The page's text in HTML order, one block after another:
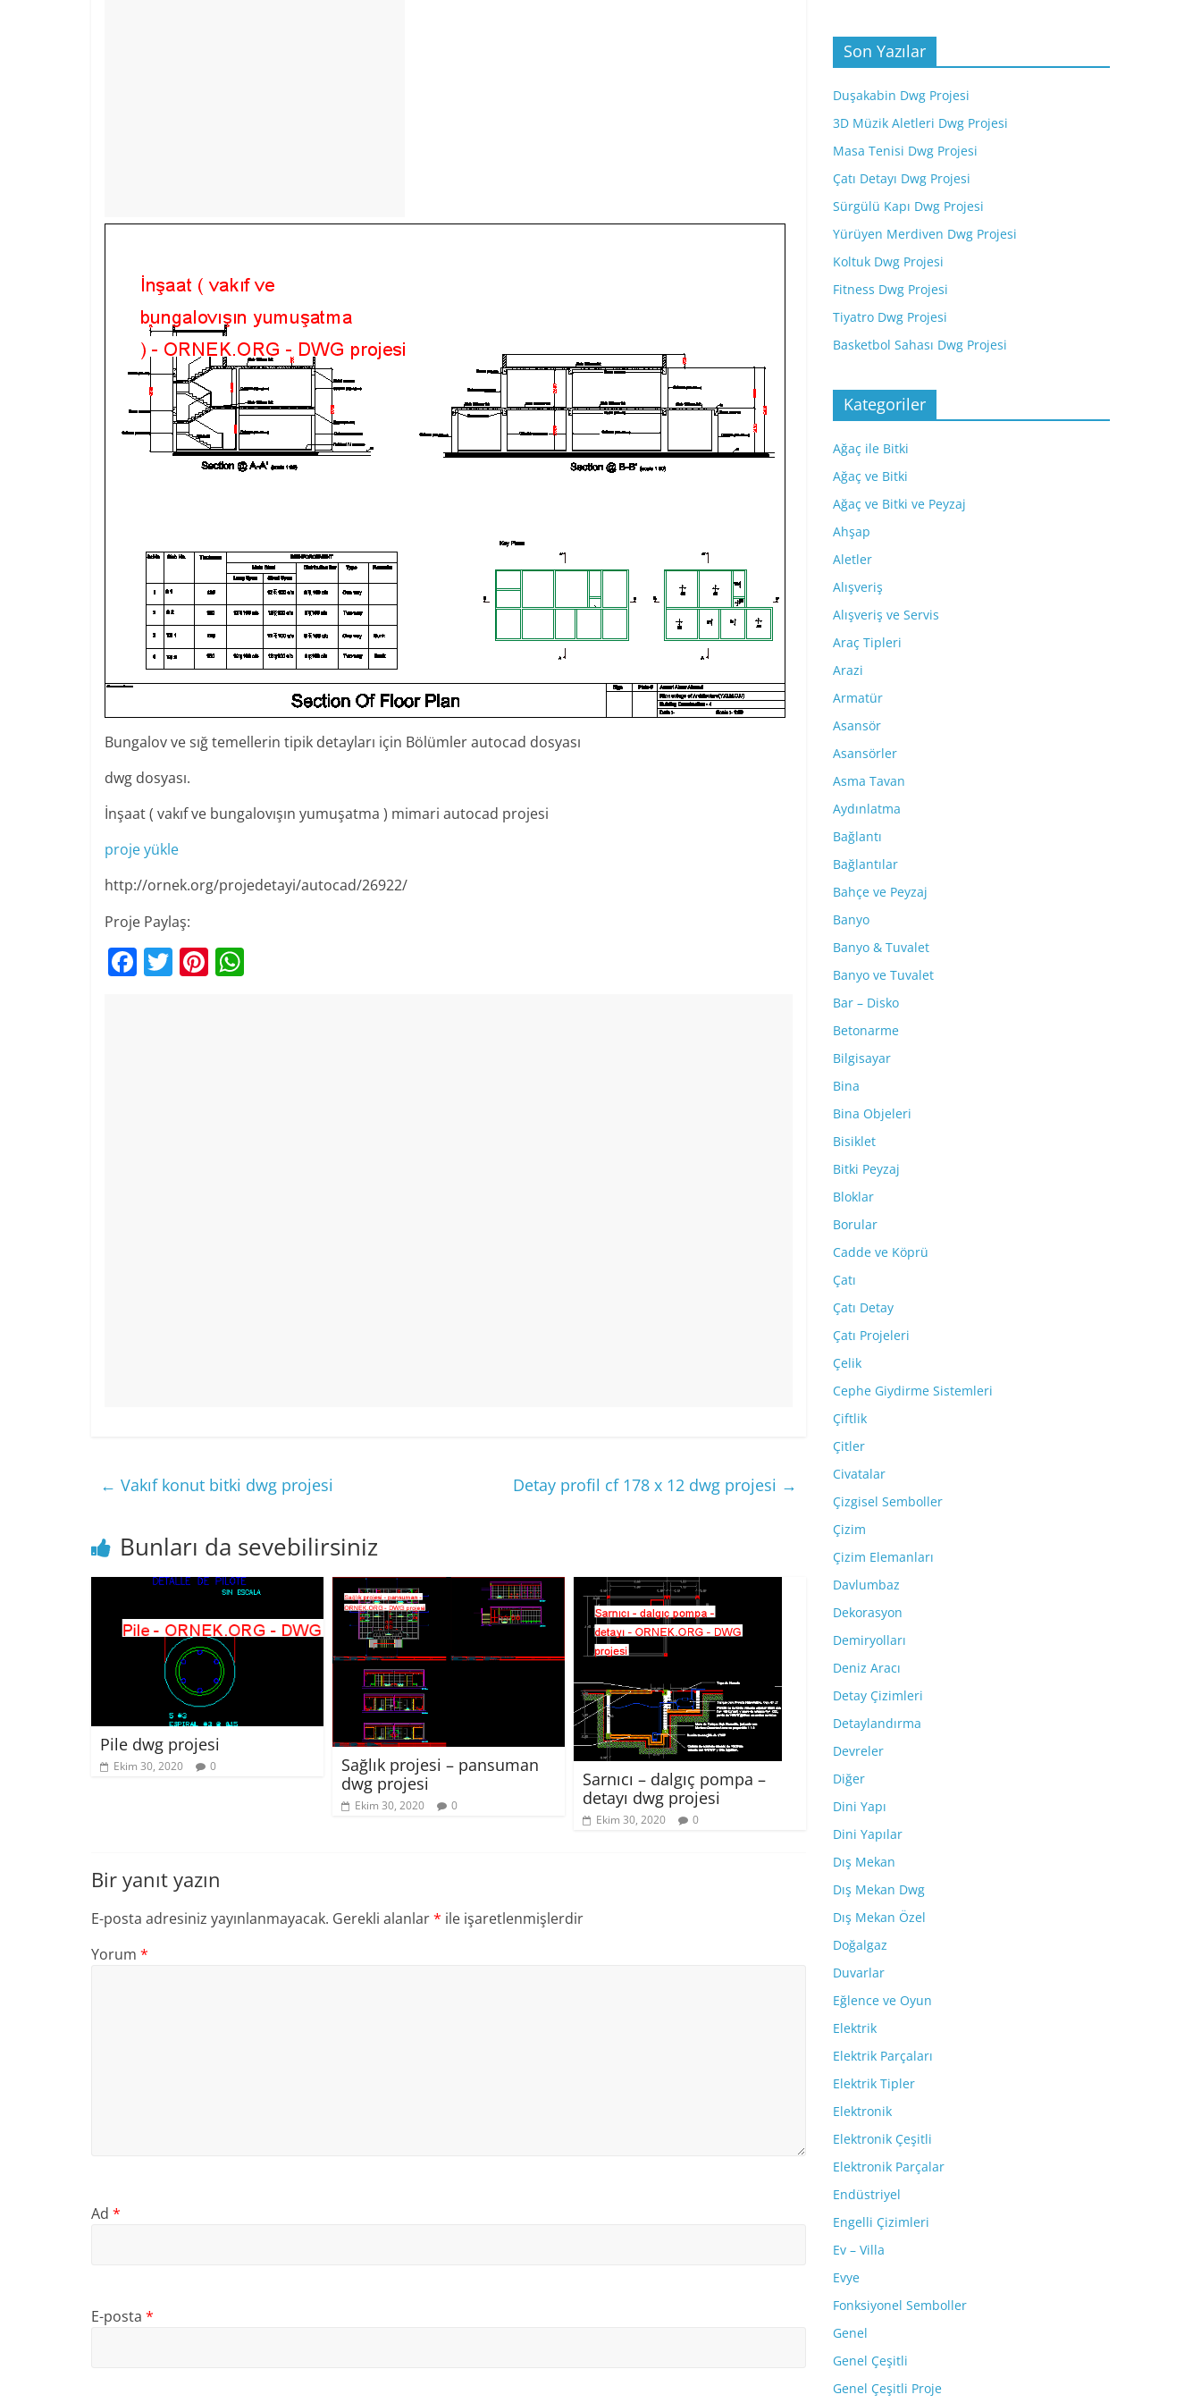
Bungalov ve sığ temellerin tipik detayları için Bölümler autocad dosyası
dwg dosyası.
İnşaat ( vakıf ve bungalovışın yumuşatma ) mimari autocad projesi
proje yükle
http://ornek.org/projedetayi/autocad/26922/
Proje Paylaş:
F T Pi
← Vakıf konut bitki dwg projesi Detay profil cf 178 x 12 dwg projesi →
Bunları da sevebilirsiniz
Pile dwg projesi
Ekim 30, 2020 0
Sağlık projesi – pansuman
dwg projesi
Ekim 30, 2020 0
Sarnıcı – dalgıç pompa –
detayı dwg projesi
Ekim 30, 2020 0
Bir yanıt yazın
E-posta adresiniz yayınlanmayacak. Gerekli alanlar* ile işaretlenmişlerdir
Yorum *
Ad *
E-posta *
Son Yazılar
Duşakabin Dwg Projesi
3D Müzik Aletleri Dwg Projesi
Masa Tenisi Dwg Projesi
Çatı Detayı Dwg Projesi
Sürgülü Kapı Dwg Projesi
Yürüyen Merdiven Dwg Projesi
Koltuk Dwg Projesi
Fitness Dwg Projesi
Tiyatro Dwg Projesi
Basketbol Sahası Dwg Projesi
Kategoriler
Ağaç ile Bitki
Ağaç ve Bitki
Ağaç ve Bitki ve Peyzaj
Ahşap
Aletler
Alışveriş
Alışveriş ve Servis
Araç Tipleri
Arazi
Armatür
Asansör
Asansörler
Asma Tavan
Aydınlatma
Bağlantı
Bağlantılar
Bahçe ve Peyzaj
Banyo
Banyo & Tuvalet
Banyo ve Tuvalet
Bar – Disko
Betonarme
Bilgisayar
Bina
Bina Objeleri
Bisiklet
Bitki Peyzaj
Bloklar
Borular
Cadde ve Köprü
Çatı
Çatı Detay
Çatı Projeleri
Çelik
Cephe Giydirme Sistemleri
Çiftlik
Çitler
Civatalar
Çizgisel Semboller
Çizim
Çizim Elemanları
Davlumbaz
Dekorasyon
Demiryolları
Deniz Aracı
Detay Çizimleri
Detaylandırma
Devreler
Diğer
Dini Yapı
Dini Yapılar
Dış Mekan
Dış Mekan Dwg
Dış Mekan Özel
Doğalgaz
Duvarlar
Eğlence ve Oyun
Elektrik
Elektrik Parçaları
Elektrik Tipler
Elektronik
Elektronik Çeşitli
Elektronik Parçalar
Endüstriyel
Engelli Çizimleri
Ev – Villa
Evye
Fonksiyonel Semboller
Genel
Genel Çeşitli
Genel Çeşitli Proje